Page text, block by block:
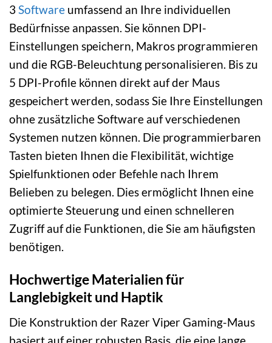
3 Software umfassend an Ihre individuellen
Bedürfnisse anpassen. Sie können DPI-
Einstellungen speichern, Makros programmieren
und die RGB-Beleuchtung personalisieren. Bis zu
5 DPI-Profile können direkt auf der Maus
gespeichert werden, sodass Sie Ihre Einstellungen
ohne zusätzliche Software auf verschiedenen
Systemen nutzen können. Die programmierbaren
Tasten bieten Ihnen die Flexibilität, wichtige
Spielfunktionen oder Befehle nach Ihrem
Belieben zu belegen. Dies ermöglicht Ihnen eine
optimierte Steuerung und einen schnelleren
Zugriff auf die Funktionen, die Sie am häufigsten
benötigen.
Hochwertige Materialien für
Langlebigkeit und Haptik
Die Konstruktion der Razer Viper Gaming-Maus